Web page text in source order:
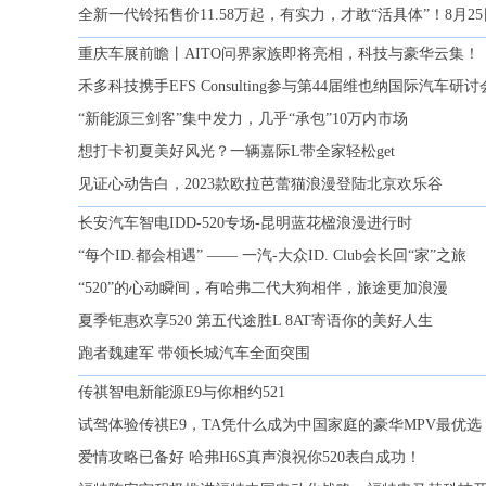
全新一代铃拓售价11.58万起，有实力，才敢“活具体”！8月
重庆车展前瞻丨AITO问界家族即将亮相，科技与豪华云集！
禾多科技携手EFS Consulting参与第44届维也纳国际汽车研讨
“新能源三剑客”集中发力，几乎“承包”10万内市场
想打卡初夏美好风光？一辆嘉际L带全家轻松get
见证心动告白，2023款欧拉芭蕾猫浪漫登陆北京欢乐谷
长安汽车智电IDD-520专场-昆明蓝花楹浪漫进行时
“每个ID.都会相遇” —— 一汽-大众ID. Club会长回“家”之旅
“520”的心动瞬间，有哈弗二代大狗相伴，旅途更加浪漫
夏季钜惠欢享520 第五代途胜L 8AT寄语你的美好人生
跑者魏建军 带领长城汽车全面突围
传祺智电新能源E9与你相约521
试驾体验传祺E9，TA凭什么成为中国家庭的豪华MPV最优选
爱情攻略已备好 哈弗H6S真声浪祝你520表白成功！